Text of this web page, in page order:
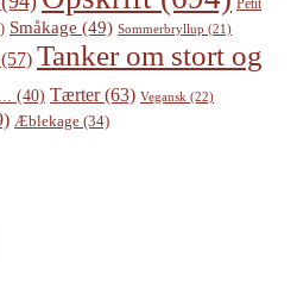
Petit
Småkage (49) Sommerbryllup (21)
(57) Tanker om stort og
(40) Tærter(63) Vegansk (22)
Æblekage (34)